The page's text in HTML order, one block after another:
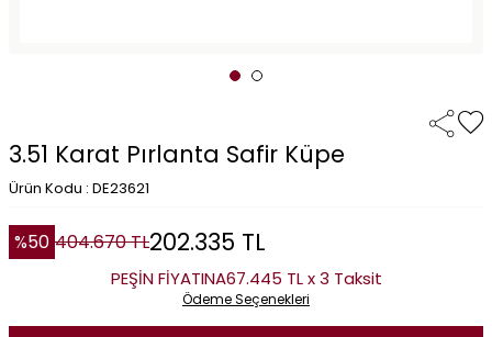
3.51 Karat Pırlanta Safir Küpe
Ürün Kodu : DE23621
%50 404.670TL202.335 TL
PEŞİN FİYATINA67.445 TL x 3 Taksit
Ödeme Seçenekleri